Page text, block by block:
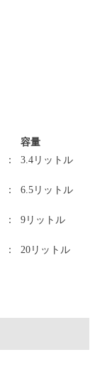
容量
：
：
：
：
3.4リットル
6.5リットル
9リットル
20リットル